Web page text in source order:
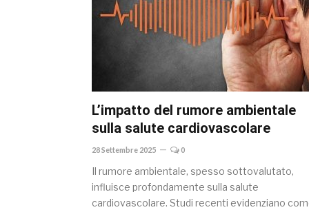
L’impatto del rumore ambientale
sulla salute cardiovascolare
28 Settembre 2025 0
Il rumore ambientale, spesso sottovalutato,
influisce profondamente sulla salute
cardiovascolare. Studi recenti evidenziano